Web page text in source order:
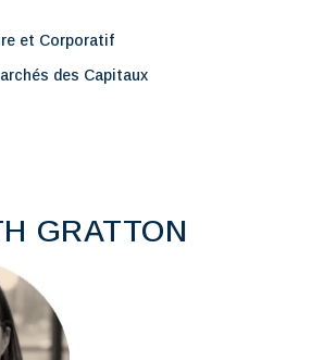
et Corporatif
des Capitaux
GRATTON